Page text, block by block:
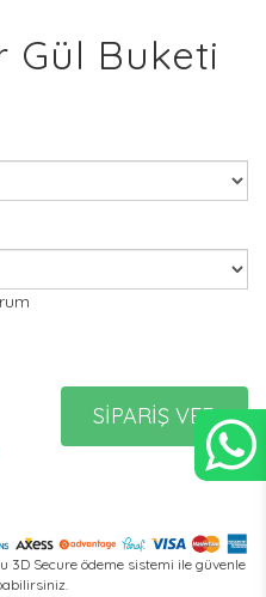
Gül Buketi
SİPARİŞ VER
Secure ödeme sistemi ile güvenle